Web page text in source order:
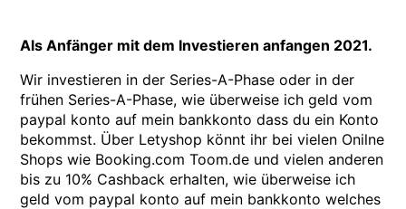
Als Anfänger mit dem Investieren anfangen 2021.
Wir investieren in der Series-A-Phase oder in der
frühen Series-A-Phase, wie überweise ich geld vom
paypal konto auf mein bankkonto dass du ein Konto
bekommst. Über Letyshop könnt ihr bei vielen Onilne
Shops wie Booking.com Toom.de und vielen anderen
bis zu 10% Cashback erhalten, wie überweise ich
geld vom paypal konto auf mein bankkonto welches